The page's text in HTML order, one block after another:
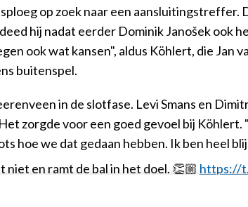
op zoek naar een aansluitingstreffer.
hij nadat eerder Dominik Janošek ook
ook wat kansen", aldus Köhlert, die Jan
buitenspel.
in de slotfase. Levi Smans en
zorgde voor een goed gevoel bij
hoe we dat gedaan hebben. Ik ben heel
en ramt de bal in het doel. 👏🏼 https://